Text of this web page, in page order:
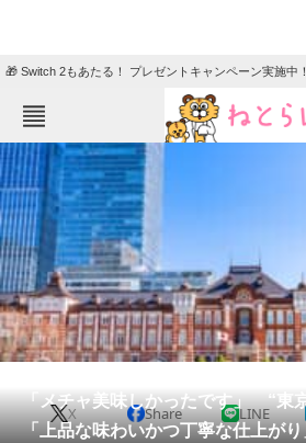
🎁 Switch 2もあたる！ プレゼントキャンペーン実施中！
ねとらぼメニュー
TOP
エンタメ
グルメ 地域
住まい 教育・
動物 リサーチ
会員記事
「メチャ美味しかったです」 “東
「上品な味わいかつ丁寧な仕上が
X Share LINE